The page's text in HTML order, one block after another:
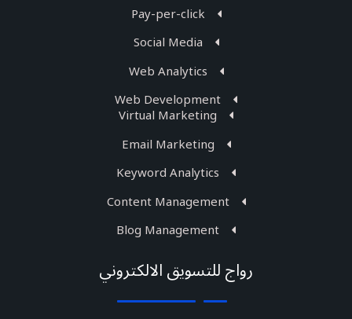
رواج للتسويق الالكتروني
Pay-per-click
Social Media
Web Analytics
Web Development
Virtual Marketing
Email Marketing
Keyword Analytics
Content Management
Blog Management